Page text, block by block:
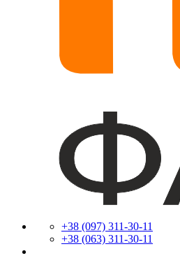
+38 (097) 311-30-11
+38 (063) 311-30-11